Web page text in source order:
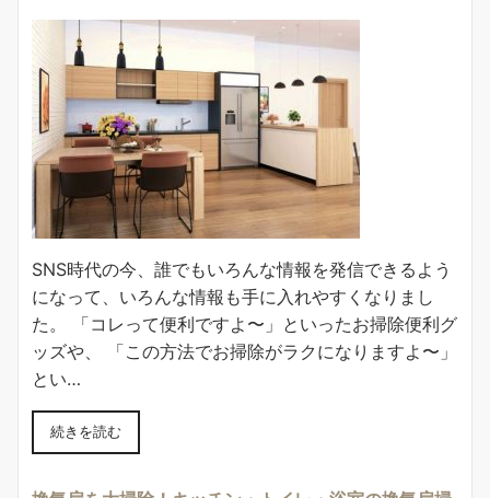
SNS時代の今、誰でもいろんな情報を発信できるよう
になって、いろんな情報も手に入れやすくなりまし
た。 「コレって便利ですよ〜」といったお掃除便利グ
ッズや、 「この方法でお掃除がラクになりますよ〜」
とい…
続きを読む